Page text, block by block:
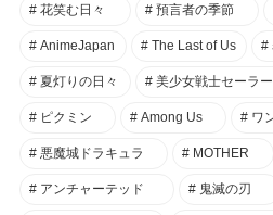
花笑む日々 預言者の季節
AnimeJapan The Last of Us
夏灯りの日々 美少女戦士セーラ
ピクミン Among Us ワ
悪魔城ドラキュラ MOTHER
アンチャーテッド 鬼滅の刃